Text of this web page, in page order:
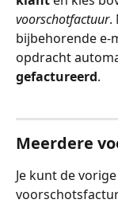
voorschotfactuur.
bijbehorende e-
opdracht
gefactureerd.
Meerdere
Je kunt de